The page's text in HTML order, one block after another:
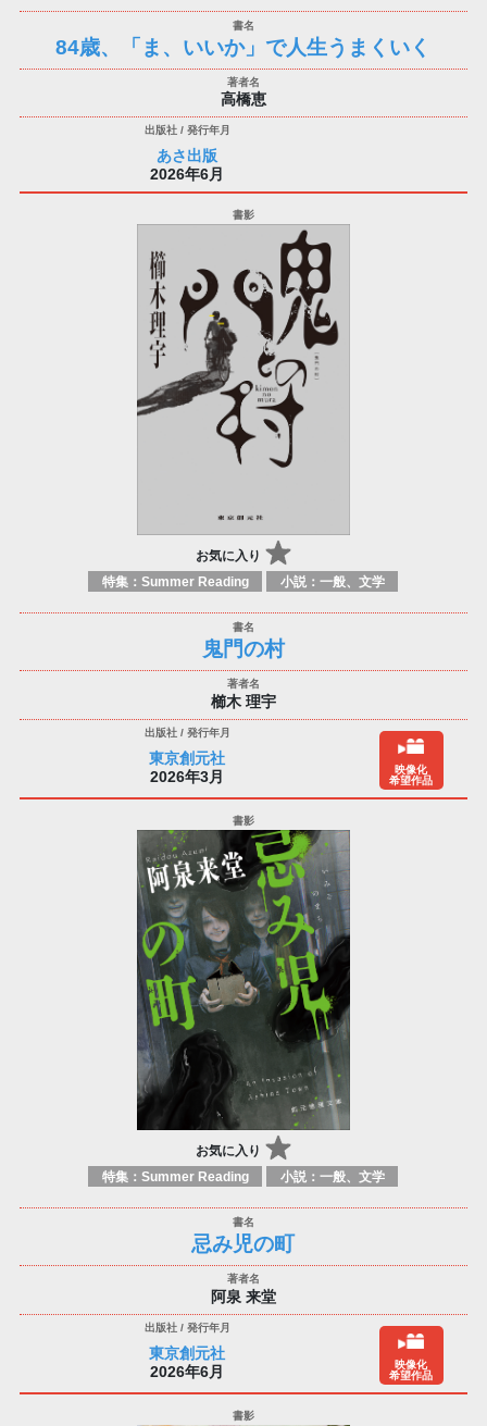
84歳、「ま、いいか」で人生うまくいく
高橋恵
あさ出版
2026年6月
お気に入り
特集：Summer Reading 小説：一般、文学
鬼門の村
櫛木 理宇
東京創元社
2026年3月
映像化
希望作品
お気に入り
特集：Summer Reading 小説：一般、文学
忌み児の町
阿泉 来堂
東京創元社
2026年6月
映像化
希望作品